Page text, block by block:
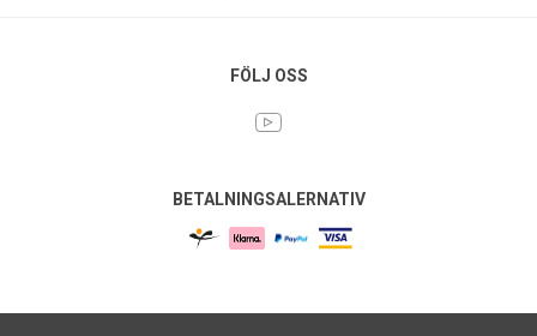
FÖLJ OSS
BETALNINGSALERNATIV